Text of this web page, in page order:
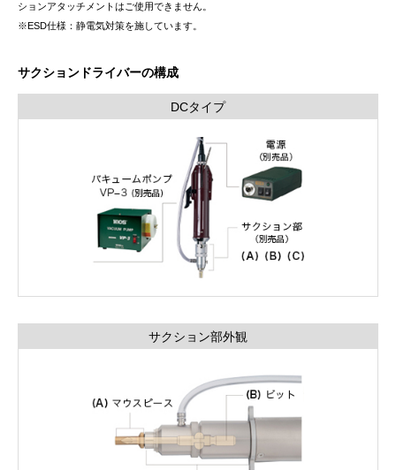
ションアタッチメントはご使用できません。
※ESD仕様：静電気対策を施しています。
サクションドライバーの構成
DCタイプ
サクション部外観